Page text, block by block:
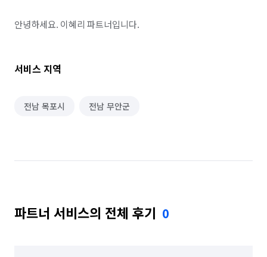
안녕하세요. 이혜리 파트너입니다.
서비스 지역
전남 목포시 전남 무안군
파트너 서비스의 전체 후기 0